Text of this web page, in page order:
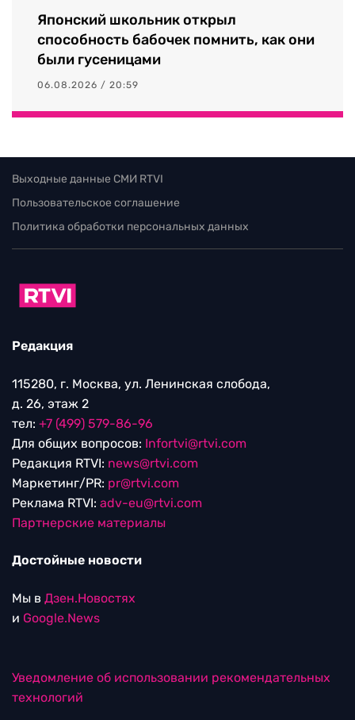
Японский школьник открыл
способность бабочек помнить, как они
были гусеницами
06.08.2026 / 20:59
Выходные данные СМИ RTVI
Пользовательское соглашение
Политика обработки персональных данных
Редакция
115280, г. Москва, ул. Ленинская слобода,
д. 26, этаж 2
тел: +7 (499) 579-86-96
Для общих вопросов: Infortvi@rtvi.com
Редакция RTVI: news@rtvi.com
Маркетинг/PR: pr@rtvi.com
Реклама RTVI: adv-eu@rtvi.com
Партнерские материалы
Достойные новости
Мы в Дзен.Новостях
и Google.News
Уведомление об использовании рекомендательных
технологий